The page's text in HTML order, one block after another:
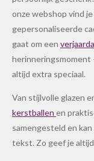
onze webshop vind
gepersonaliseerde
gaat om een
herinneringsmoment
altijd extra speciaal.
Van stijlvolle glazen
kerstballen en
samengesteld en
tekst. Zo geef je